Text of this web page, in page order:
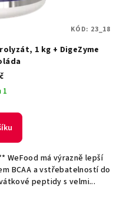
1 kg + DigeZyme
1
má výrazně lepší
BCAA a vstřebatelností do
peptidy s velmi...
KÓD: 23_18